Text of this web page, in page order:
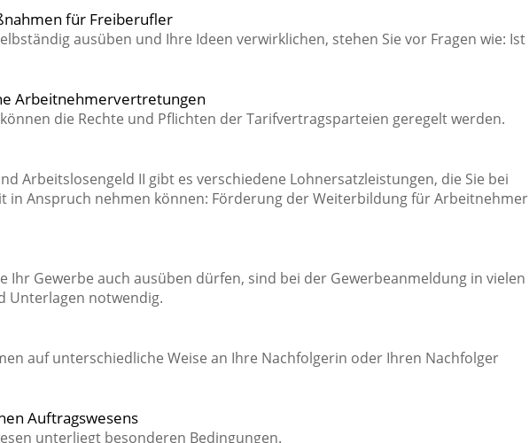
für Freiberufler
ausüben und Ihre Ideen verwirklichen, stehen Sie vor Fragen wie: Ist
Arbeitnehmervertretungen
die Rechte und Pflichten der Tarifvertragsparteien geregelt werden.
Arbeitslosengeld II gibt es verschiedene Lohnersatzleistungen, die Sie bei
in Anspruch nehmen können: Förderung der Weiterbildung für Arbeitnehmer
Ihr Gewerbe auch ausüben dürfen, sind bei der Gewerbeanmeldung in vielen
Unterlagen notwendig.
auf unterschiedliche Weise an Ihre Nachfolgerin oder Ihren Nachfolger
Auftragswesens
unterliegt besonderen Bedingungen.